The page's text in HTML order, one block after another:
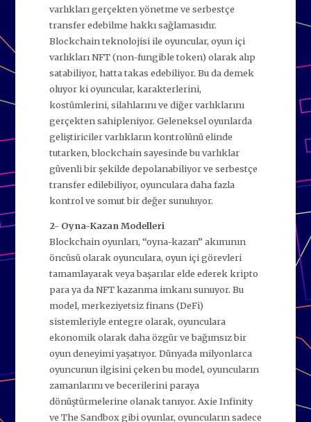
varlıkları gerçekten yönetme ve serbestçe
transfer edebilme hakkı sağlamasıdır.
Blockchain teknolojisi ile oyuncular, oyun içi
varlıkları NFT (non-fungible token) olarak alıp
satabiliyor, hatta takas edebiliyor. Bu da demek
oluyor ki oyuncular, karakterlerini,
kostümlerini, silahlarını ve diğer varlıklarını
gerçekten sahipleniyor. Geleneksel oyunlarda
geliştiriciler varlıkların kontrolünü elinde
tutarken, blockchain sayesinde bu varlıklar
güvenli bir şekilde depolanabiliyor ve serbestçe
transfer edilebiliyor, oyunculara daha fazla
kontrol ve somut bir değer sunuluyor.
2- Oyna-Kazan Modelleri
Blockchain oyunları, “oyna-kazan” akımının
öncüsü olarak oyunculara, oyun içi görevleri
tamamlayarak veya başarılar elde ederek kripto
para ya da NFT kazanma imkanı sunuyor. Bu
model, merkeziyetsiz finans (DeFi)
sistemleriyle entegre olarak, oyunculara
ekonomik olarak daha özgür ve bağımsız bir
oyun deneyimi yaşatıyor. Dünyada milyonlarca
oyuncunun ilgisini çeken bu model, oyuncuların
zamanlarını ve becerilerini paraya
dönüştürmelerine olanak tanıyor. Axie Infinity
ve The Sandbox gibi oyunlar, oyuncuların sadece